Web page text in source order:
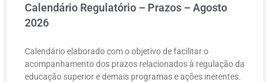
Calendário Regulatório – Prazos – Agosto
2026
Calendário elaborado com o objetivo de facilitar o
acompanhamento dos prazos relacionados à regulação da
educação superior e demais programas e ações inerentes.